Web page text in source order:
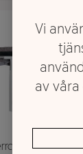
Duo 1-
Vi
av